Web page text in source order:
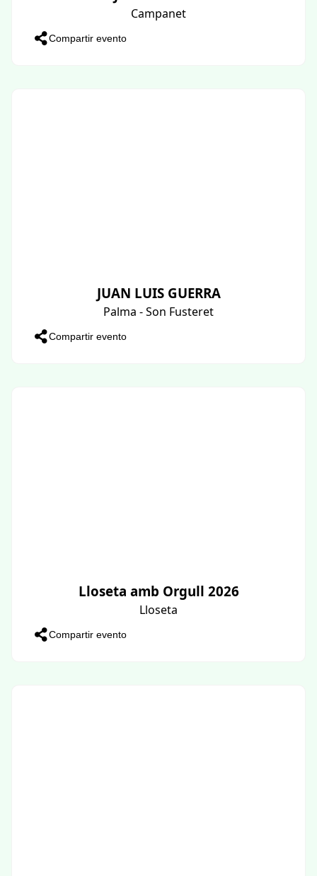
Campanet
Compartir evento
JUAN LUIS GUERRA
Palma - Son Fusteret
Compartir evento
Lloseta amb Orgull 2026
Lloseta
Compartir evento